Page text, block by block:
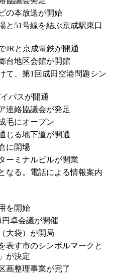
の本放送が開始
と51号線を結ぶ京成駅東口
JRと京成電鉄が開通
台地区会館が開館
て、第1回成田空港問題シン
パスが開通
連絡協議会が発足
毛にオープン
じる地下道が開通
に開場
ーミナルビルが開業
なる。電話による情報案内
を開始
卓会議が開催
大袋）が開局
表す市のシンボルマークと
が決定
画整理事業が完了